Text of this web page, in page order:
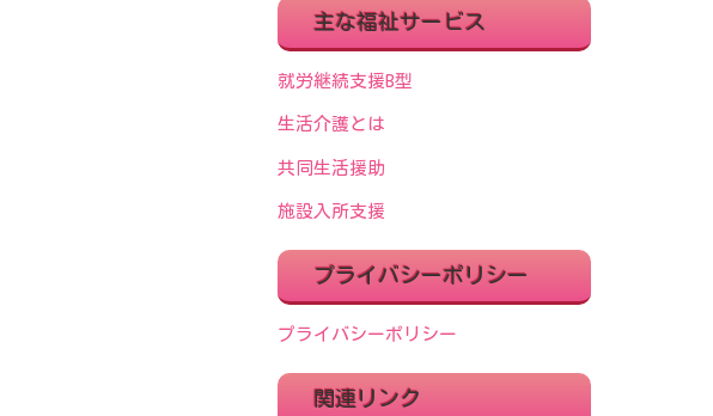
主な福祉サービス
就労継続支援B型
生活介護とは
共同生活援助
施設入所支援
プライバシーポリシー
プライバシーポリシー
関連リンク